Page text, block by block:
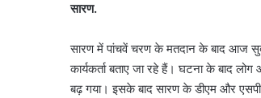
सारण.
सारण में पांचवें चरण के मतदान के बाद आज सुबह
कार्यकर्ता बताए जा रहे हैं। घटना के बाद
बढ़ गया। इसके बाद सारण के डीएम और एसपी